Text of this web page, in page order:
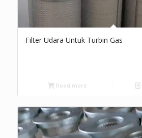
Filter Udara Untuk Turbin Gas
Read more